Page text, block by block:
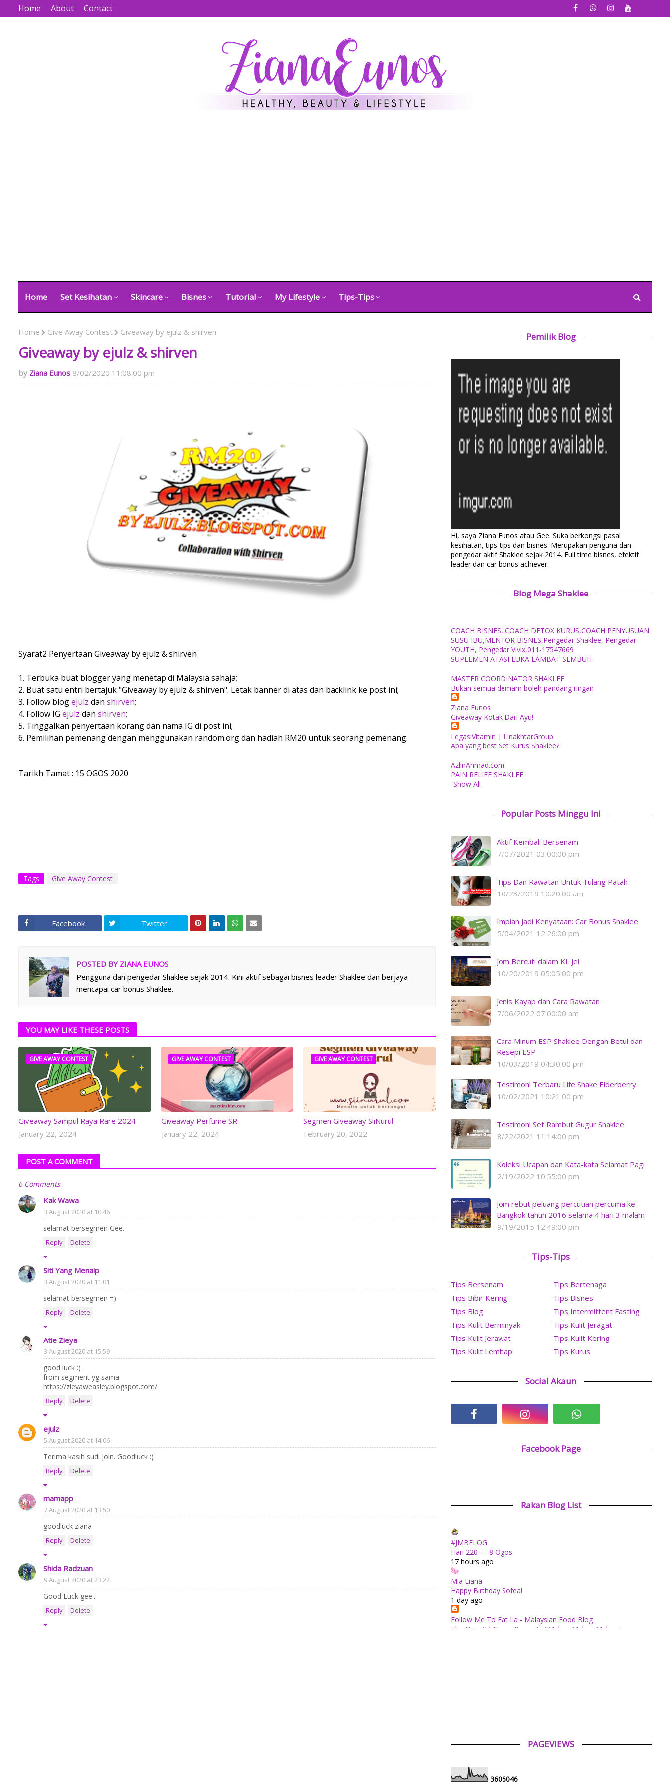
Home About Contact
Home Set Kesihatan Skincare Bisnes Tutorial My Lifestyle Tips-Tips
Home Give Away Contest Giveaway by ejulz & shirven
Giveaway by ejulz & shirven
Ziana Eunos 8/02/2020 11:08:00 pm
Syarat2 Penyertaan Giveaway by ejulz & shirven
1. Terbuka buat blogger yang menetap di Malaysia sahaja;
2. Buat satu entri bertajuk "Giveaway by ejulz & shirven". Letak banner di atas dan backlink ke post ini;
3. Follow blogejulz dan shirven;
4. Follow IG ejulz dan shirven;
5. Tinggalkan penyertaan korang dan nama IG di post ini;
6. Pemilihan pemenang dengan menggunakan random.org dan hadiah RM20 untuk seorang pemenang.
Tarikh Tamat : 15 OGOS 2020
Tags Give Away Contest
Facebook Twitter
POSTED BYZIANA EUNOS
Pengguna dan pengedar Shaklee sejak 2014. Kini aktif sebagai bisnes leader Shaklee dan berjaya
mencapai car bonus Shaklee.
YOU MAY LIKE THESE POSTS
GIVE AWAY CONTEST
Giveaway Sampul Raya Rare 2024
January 22, 2024
GIVE AWAY CONTEST
Giveaway Perfume SR
January 22, 2024
GIVE AWAY CONTEST
Segmen Giveaway SiiNurul
February 20, 2022
POST A COMMENT
6 Comments
Kak Wawa
3 August 2020 at 10:46
selamat bersegmen Gee.
Reply Delete
Siti Yang Menaip
3 August 2020 at 11:01
selamat bersegmen =)
Reply Delete
Atie Zieya
3 August 2020 at 15:59
good luck :)
from segment yg sama
https://zieyaweasley.blogspot.com/
Reply Delete
ejulz
5 August 2020 at 14:06
Terima kasih sudi join. Goodluck :)
Reply Delete
mamapp
7 August 2020 at 13:50
goodluck ziana
Reply Delete
Shida Radzuan
9 August 2020 at 23:22
Good Luck gee..
Reply Delete
Pemilik Blog
Hi, saya Ziana Eunos atau Gee. Suka berkongsi pasal
kesihatan, tips-tips dan bisnes. Merupakan penguna dan
pengedar aktif Shaklee sejak 2014. Full time bisnes, efektif
leader dan car bonus achiever.
Blog Mega Shaklee
COACH BISNES, COACH DETOX KURUS,COACH PENYUSUAN
SUSU IBU,MENTOR BISNES,Pengedar Shaklee, Pengedar
YOUTH, Pengedar Vivix,011-17547669
SUPLEMEN ATASI LUKA LAMBAT SEMBUH
MASTER COORDINATOR SHAKLEE
Bukan semua demam boleh pandang ringan
Ziana Eunos
Giveaway Kotak Dari Ayu!
LegasiVitamin | LinakhtarGroup
Apa yang best Set Kurus Shaklee?
AzlinAhmad.com
PAIN RELIEF SHAKLEE
Show All
Popular Posts Minggu Ini
Aktif Kembali Bersenam
7/07/2021 03:00:00 pm
Tips Dan Rawatan Untuk Tulang Patah
10/23/2019 10:20:00 am
Impian Jadi Kenyataan: Car Bonus Shaklee
5/04/2021 12:26:00 pm
Jom Bercuti dalam KL Je!
10/20/2019 05:05:00 pm
Jenis Kayap dan Cara Rawatan
7/06/2022 07:00:00 am
Cara Minum ESP Shaklee Dengan Betul dan
Resepi ESP
10/03/2019 04:30:00 pm
Testimoni Terbaru Life Shake Elderberry
10/02/2021 10:21:00 pm
Testimoni Set Rambut Gugur Shaklee
8/22/2021 11:14:00 pm
Koleksi Ucapan dan Kata-kata Selamat Pagi
2/19/2022 10:55:00 pm
Jom rebut peluang percutian percuma ke
Bangkok tahun 2016 selama 4 hari 3 malam
9/19/2015 12:49:00 pm
Tips-Tips
Tips Bersenam
Tips Bertenaga
Tips Bibir Kering
Tips Bisnes
Tips Blog
Tips Intermittent Fasting
Tips Kulit Berminyak
Tips Kulit Jeragat
Tips Kulit Jerawat
Tips Kulit Kering
Tips Kulit Lembap
Tips Kurus
Social Akaun
Facebook Page
Rakan Blog List
#JMBELOG
Hari 220 — 8 Ogos
17 hours ago
Mia Liana
Happy Birthday Sofea!
1 day ago
Follow Me To Eat La - Malaysian Food Blog
The Oriental Group Presents "Makan Makan Malaysia:
4 days ago
PAGEVIEWS
3606046